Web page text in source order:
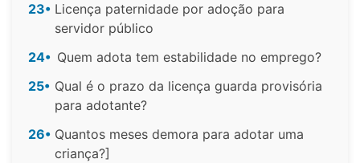
23• Licença paternidade por adoção para
servidor público
24• Quem adota tem estabilidade no emprego?
25• Qual é o prazo da licença guarda provisória
para adotante?
26• Quantos meses demora para adotar uma
criança?]